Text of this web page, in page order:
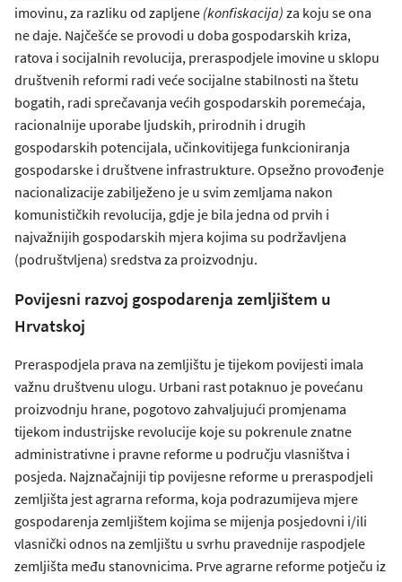
imovinu, za razliku od zapljene (konfiskacija) za koju se ona
ne daje. Najčešće se provodi u doba gospodarskih kriza,
ratova i socijalnih revolucija, preraspodjele imovine u sklopu
društvenih reformi radi veće socijalne stabilnosti na štetu
bogatih, radi sprečavanja većih gospodarskih poremećaja,
racionalnije uporabe ljudskih, prirodnih i drugih
gospodarskih potencijala, učinkovitijega funkcioniranja
gospodarske i društvene infrastrukture. Opsežno provođenje
nacionalizacije zabilježeno je u svim zemljama nakon
komunističkih revolucija, gdje je bila jedna od prvih i
najvažnijih gospodarskih mjera kojima su podržavljena
(podruštvljena) sredstva za proizvodnju.
Povijesni razvoj gospodarenja zemljištem u
Hrvatskoj
Preraspodjela prava na zemljištu je tijekom povijesti imala
važnu društvenu ulogu. Urbani rast potaknuo je povećanu
proizvodnju hrane, pogotovo zahvaljujući promjenama
tijekom industrijske revolucije koje su pokrenule znatne
administrativne i pravne reforme u području vlasništva i
posjeda. Najznačajniji tip povijesne reforme u preraspodjeli
zemljišta jest agrarna reforma, koja podrazumijeva mjere
gospodarenja zemljištem kojima se mijenja posjedovni i/ili
vlasnički odnos na zemljištu u svrhu pravednije raspodjele
zemljišta među stanovnicima. Prve agrarne reforme potječu iz